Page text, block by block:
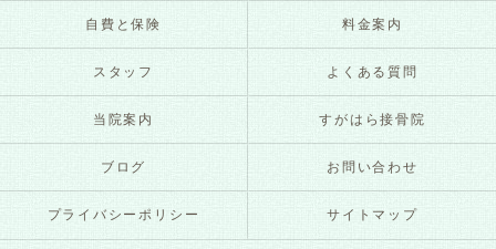
自費と保険 料金案内
スタッフ よくある質問
当院案内 すがはら接骨院
ブログ お問い合わせ
プライバシーポリシー サイトマップ